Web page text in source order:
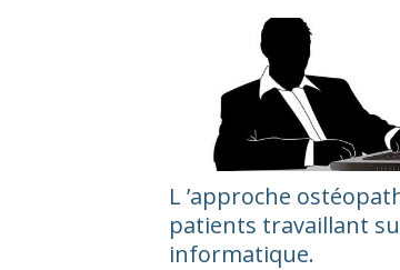
​L ’approche
patients travaillant
informatique.